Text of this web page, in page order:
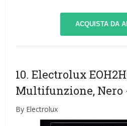
ACQUISTA DA
10. Electrolux
Multifunzione, Nero
By Electrolux